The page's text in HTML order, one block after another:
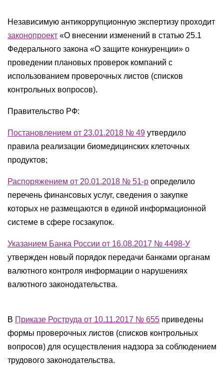
Независимую антикоррупционную экспертизу проходит
законопроект «О внесении изменений в статью 25.1
Федерального закона «О защите конкуренции» о
проведении плановых проверок компаний с
использованием проверочных листов (списков
контрольных вопросов).
Правительство РФ:
Постановлением от 23.01.2018 № 49 утвердило
правила реализации биомедицинских клеточных
продуктов;
Распоряжением от 20.01.2018 № 51-р определило
перечень финансовых услуг, сведения о закупке
которых не размещаются в единой информационной
системе в сфере госзакупок.
Указанием Банка России от 16.08.2017 № 4498-У
утвержден новый порядок передачи банками органам
валютного контроля информации о нарушениях
валютного законодательства.
В Приказе Роструда от 10.11.2017 № 655 приведены
формы проверочных листов (списков контрольных
вопросов) для осуществления надзора за соблюдением
трудового законодательства.